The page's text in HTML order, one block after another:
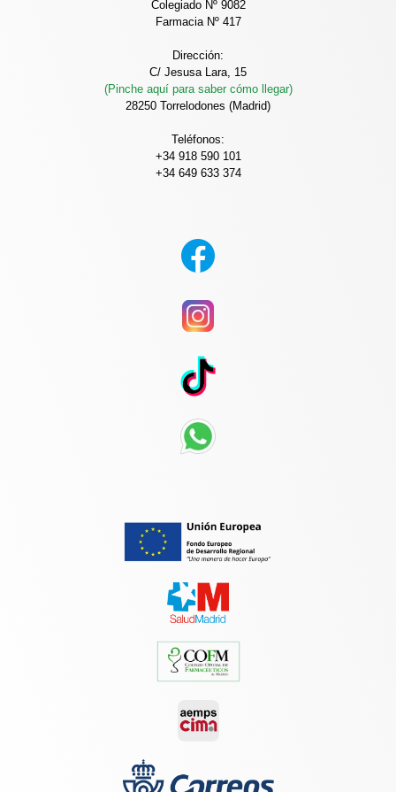
Colegiado Nº 9082
Farmacia Nº 417
Dirección:
C/ Jesusa Lara, 15
(Pinche aquí para saber cómo llegar)
28250 Torrelodones (Madrid)
Teléfonos:
+34 918 590 101
+34 649 633 374